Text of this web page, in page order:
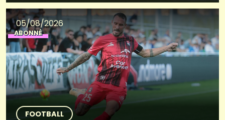
05/08/2026
ABONNÉ
FOOTBALL